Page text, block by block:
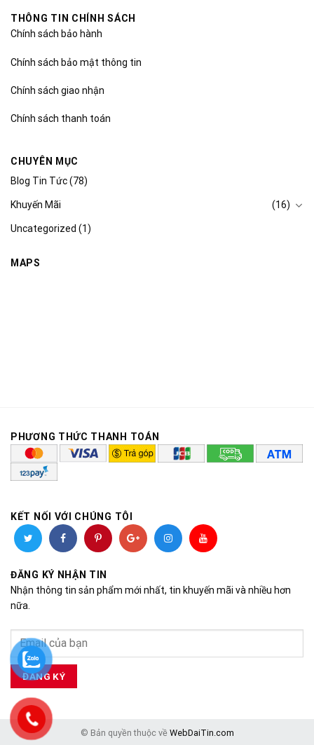
THÔNG TIN CHÍNH SÁCH
Chính sách bảo hành
Chính sách bảo mật thông tin
Chính sách giao nhận
Chính sách thanh toán
CHUYÊN MỤC
Blog Tin Tức(78)
Khuyến Mãi (16)
Uncategorized (1)
MAPS
PHƯƠNG THỨC THANH TOÁN
KẾT NỐI VỚI CHÚNG TÔI
ĐĂNG KÝ NHẬN TIN
Nhận thông tin sản phẩm mới nhất, tin khuyến mãi và nhiều hơn
nữa.
© Bản quyền thuộc về WebDaiTin.com